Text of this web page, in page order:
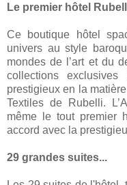
Le premier hôtel
Ce boutique hôtel
univers au style
mondes de l’art et du
collections
prestigieux en la
Textiles de Rubelli.
même le tout premier
accord avec la
29 grandes suites...